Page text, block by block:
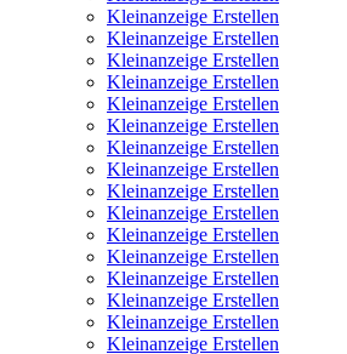
Kleinanzeige Erstellen
Kleinanzeige Erstellen
Kleinanzeige Erstellen
Kleinanzeige Erstellen
Kleinanzeige Erstellen
Kleinanzeige Erstellen
Kleinanzeige Erstellen
Kleinanzeige Erstellen
Kleinanzeige Erstellen
Kleinanzeige Erstellen
Kleinanzeige Erstellen
Kleinanzeige Erstellen
Kleinanzeige Erstellen
Kleinanzeige Erstellen
Kleinanzeige Erstellen
Kleinanzeige Erstellen